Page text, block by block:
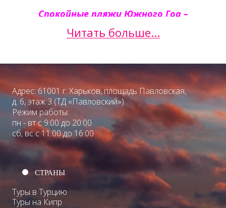
Спокойные пляжи Южного Гоа –
Если вы относитесь к категории туристов, которым
людей – выбирайте путевку на Южное Гоа внимательнее.
1.
Бенаулим— один из посещаемых пляжей, находится
он южнее Кольвы, но отличается он него кардинально.
Курорт предлагает хороший выбор отелей. Если вы
собираетесь с семьей на Гоа, Бенаулим один из лучших
вариантов. Все коттеджи и отели 4-5* расположились
близко к береу на первой береговой.
2.Варка .
Пляж для тех,
кто решает
купить путевку
на роскошный
отдых с
первоклассным
сервисом и
отелями, разбросанными по десятикилометровому
Читать больше...
Адрес: 61001 г. Харьков, площадь Павловская,
д. 6, этаж 3 (ТД «Павловский»)
Режим работы:
пн - вт с 9:00 до 20:00
сб, вс с 11:00 до 16:00
СТРАНЫ
Туры в Турцию
Туры на Кипр